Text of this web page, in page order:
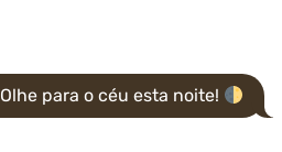
Olhe para o céu esta noite!